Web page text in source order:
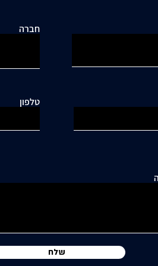
חברה
טלפון
שלח